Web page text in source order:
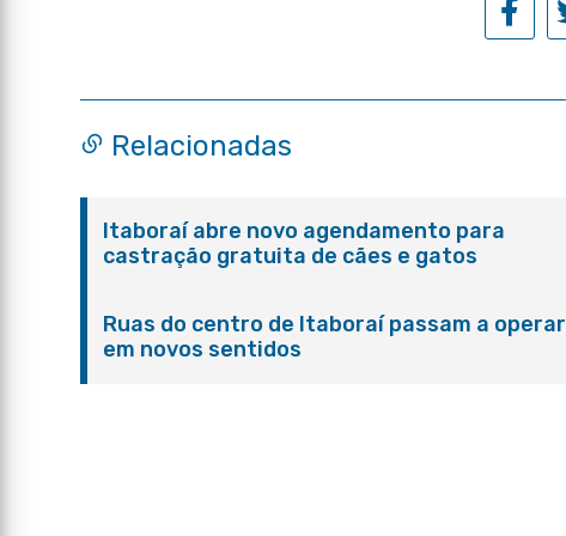
Relacionadas
Itaboraí abre novo agendamento para
castração gratuita de cães e gatos
Ruas do centro de Itaboraí passam a operar
em novos sentidos